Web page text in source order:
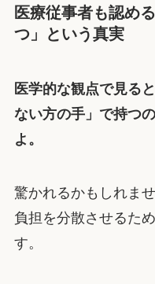
医療従事者も認め
つ」という真実
医学的な観点で見る
ない方の手」で持つ
よ。
驚かれるかもしれま
負担を分散させるた
す。